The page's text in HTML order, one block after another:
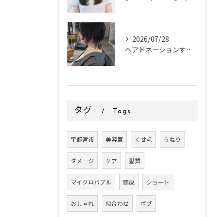
2026/07/28
ヘアドネーションするお客様✂
タグ Tags
宇都宮市 美容室 くせ毛 うねり
ダメージ ケア 髪質
マイクロバブル 頭皮 ショート
おしゃれ 似合わせ ボブ